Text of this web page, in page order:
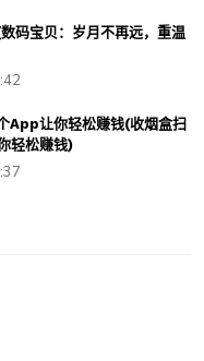
码宝贝：岁月不再远，重温
App让你轻松赚钱(收烟盒扫
轻松赚钱)